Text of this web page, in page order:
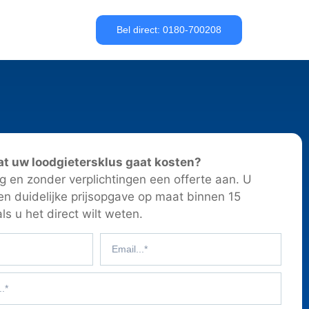
Bel direct: 0180-700208
uw loodgietersklus gaat kosten?
en zonder verplichtingen een offerte aan. U
duidelijke prijsopgave op maat binnen 15
u het direct wilt weten.